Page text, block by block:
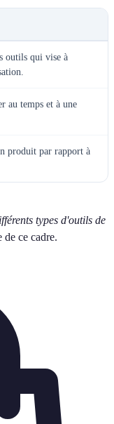
outils qui vise à
au temps et à une
produit par rapport à
types d'outils de
de ce cadre.